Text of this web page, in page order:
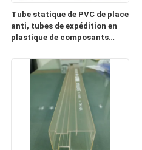
Tube statique de PVC de place
anti, tubes de expédition en
plastique de composants